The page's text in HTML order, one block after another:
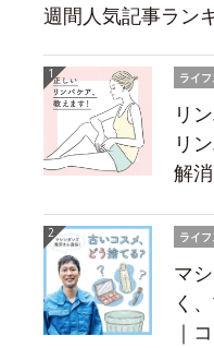
週間人気記事ラン
ライ
リ
リ
解消
ライ
マ
く
｜